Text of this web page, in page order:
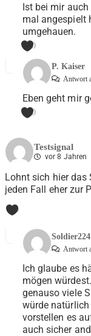
Ist bei mir
mal angespielt
umgehauen.
0
P. Kaiser
Antwort
Eben geht mir
0
Testsignal
vor 8 Jahren
Lohnt sich hier das
jeden Fall eher zur
0
Soldier224
Antwort
Ich glaube es
mögen
genauso viele
würde
vorstellen es
auch sicher